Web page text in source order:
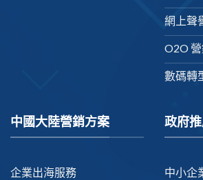
網上聲
O2O
數碼轉
中國大陸營銷方案
企業出海服務
政府
中小企